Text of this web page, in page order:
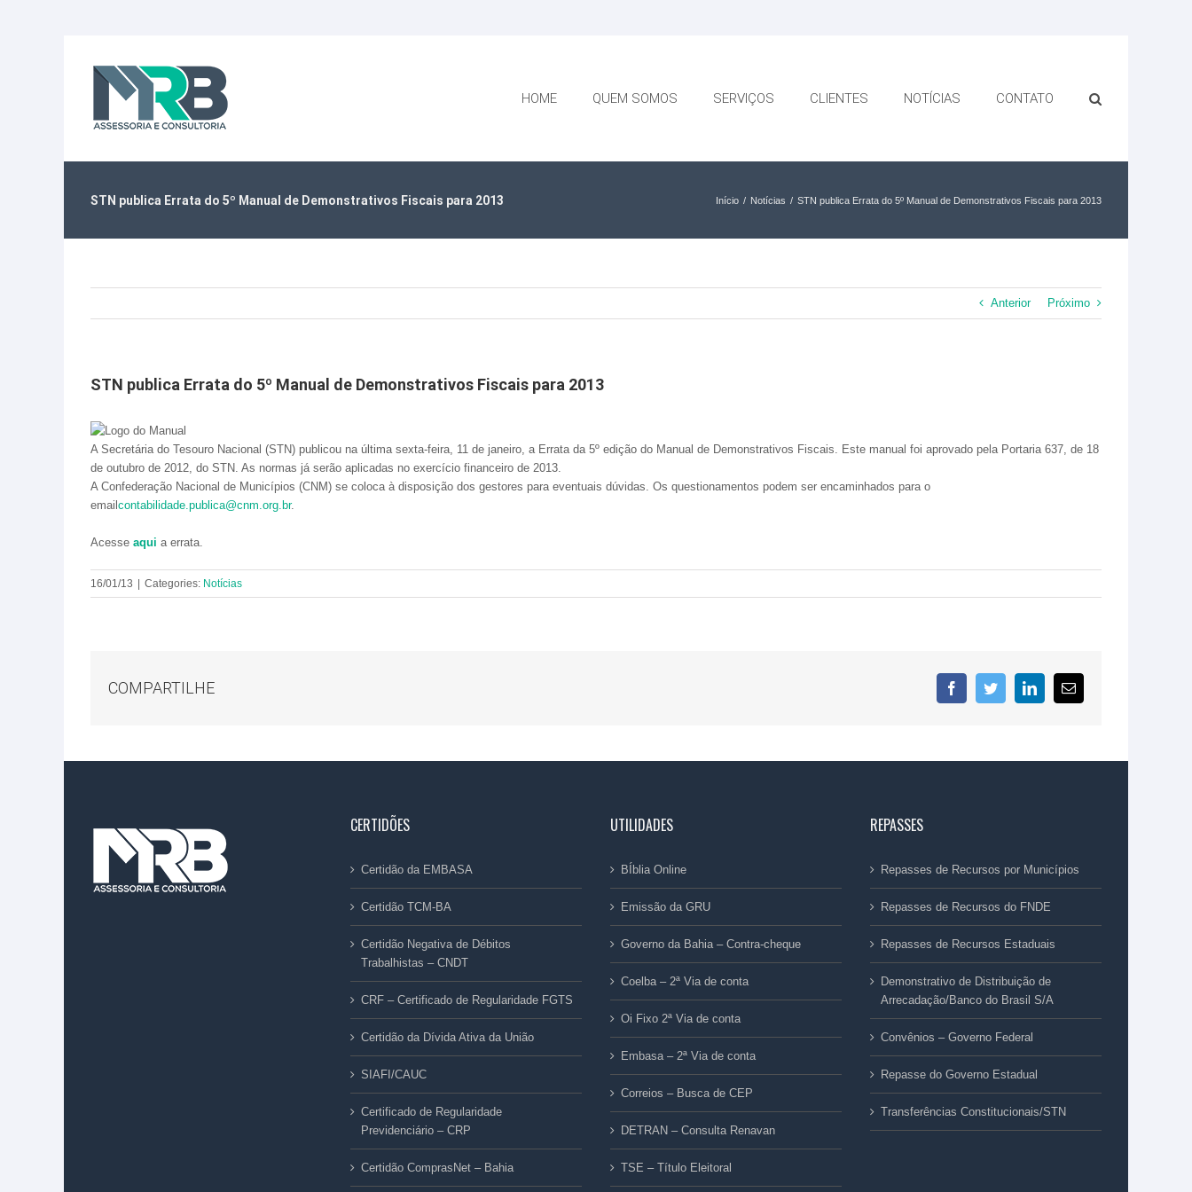
HOME QUEM SOMOS SERVIÇOS CLIENTES NOTÍCIAS CONTATO
STN publica Errata do 5º Manual de Demonstrativos Fiscais para 2013 Início / Notícias / STN publica Errata do 5º Manual de Demonstrativos Fiscais para 2013
Anterior Próximo
STN publica Errata do 5º Manual de Demonstrativos Fiscais para 2013
A Secretária do Tesouro Nacional (STN) publicou na última sexta-feira, 11 de janeiro, a Errata da 5º edição do Manual de Demonstrativos Fiscais. Este manual foi aprovado pela Portaria 637, de 18
de outubro de 2012, do STN. As normas já serão aplicadas no exercício financeiro de 2013.
A Confederação Nacional de Municípios (CNM) se coloca à disposição dos gestores para eventuais dúvidas. Os questionamentos podem ser encaminhados para o
email contabilidade.publica@cnm.org.br.
Acesse aqui a errata.
16/01/13 Categories: Notícias
COMPARTILHE FacebookTwitterLinkedIn
E-
mail
CERTIDÕES
Certidão da EMBASA
Certidão TCM-BA
Certidão Negativa de Débitos
Trabalhistas – CNDT
CRF – Certificado de Regularidade FGTS
Certidão da Dívida Ativa da União
SIAFI/CAUC
Certificado de Regularidade
Previdenciário – CRP
Certidão ComprasNet – Bahia
UTILIDADES
BÍblia Online
Emissão da GRU
Governo da Bahia – Contra-cheque
Coelba – 2ª Via de conta
Oi Fixo 2ª Via de conta
Embasa – 2ª Via de conta
Correios – Busca de CEP
DETRAN – Consulta Renavan
TSE – Título Eleitoral
REPASSES
Repasses de Recursos por Municípios
Repasses de Recursos do FNDE
Repasses de Recursos Estaduais
Demonstrativo de Distribuição de
Arrecadação/Banco do Brasil S/A
Convênios – Governo Federal
Repasse do Governo Estadual
Transferências Constitucionais/STN